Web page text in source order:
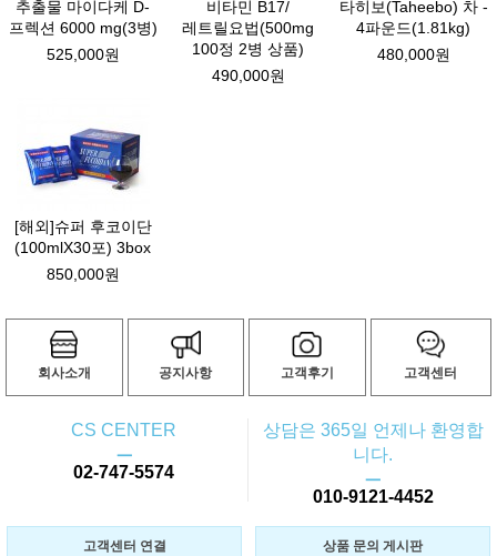
추출물 마이다케 D-
프렉션 6000 mg(3병)
525,000원
비타민 B17/
레트릴요법(500mg
100정 2병 상품)
490,000원
타히보(Taheebo) 차 -
4파운드(1.81kg)
480,000원
[해외]슈퍼 후코이단
(100mlX30포) 3box
850,000원
회사소개 공지사항 고객후기 고객센터
CS CENTER
ㅡ
02-747-5574
상담은 365일 언제나 환영합
니다.
ㅡ
010-9121-4452
고객센터 연결 상품 문의 게시판